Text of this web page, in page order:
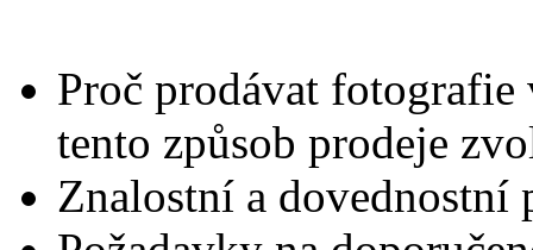
Proč prodávat fotografie
tento způsob prodeje
Znalostní a dovednostní